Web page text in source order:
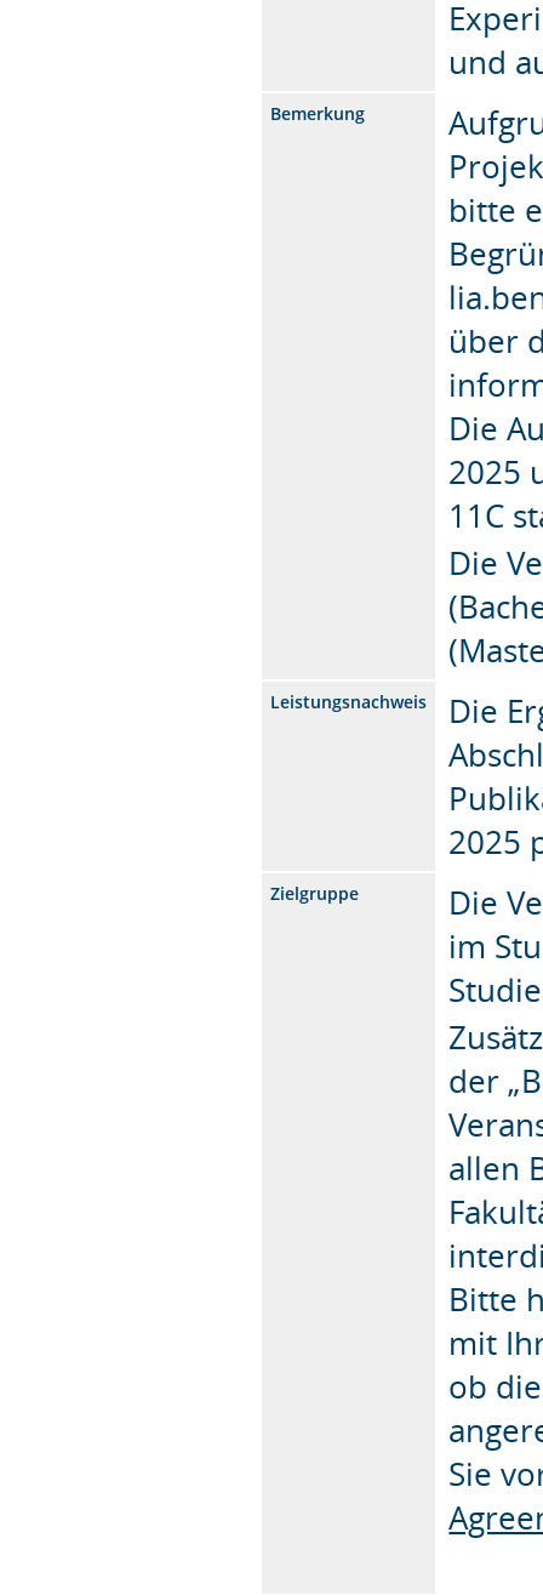
und
Bemerkung
bitte
über
Die
2025
11C
Die
Leistungsnachweis
Die
2025
Zielgruppe
Die
im
der
allen
Bitte
mit
ob
Sie